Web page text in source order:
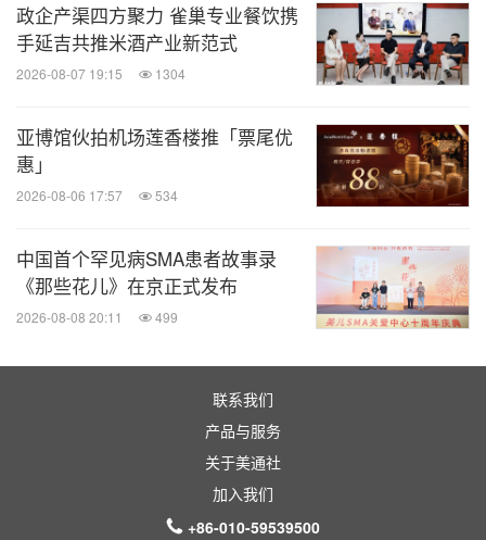
全球旅报
微信公众号“全球旅报”发布最新的全球旅游产
餐厅与饭店
政企产渠四方聚力 雀巢专业餐饮携
手延吉共推米酒产业新范式
2026-08-07 19:15 1304
亚博馆伙拍机场莲香楼推「票尾优
惠」
2026-08-06 17:57 534
中国首个罕见病SMA患者故事录
《那些花儿》在京正式发布
2026-08-08 20:11 499
联系我们
产品与服务
关于美通社
加入我们
+86-010-59539500